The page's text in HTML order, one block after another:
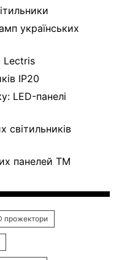
українських
Lectris
IP20
LED-панелі
світильників
панелей ТМ
прожектори